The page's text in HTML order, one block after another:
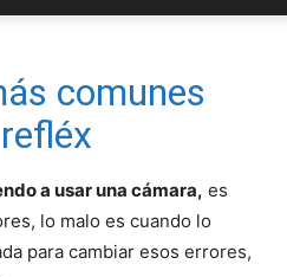
Curiosas
del
comunes
a usar una cámara, es
lo malo es cuando lo
para cambiar esos errores,